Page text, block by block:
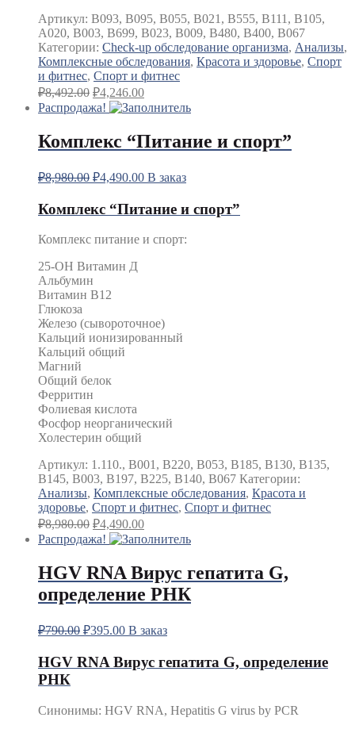
Артикул: B093, B095, B055, B021, B555, B111, B105,
A020, B003, B699, B023, B009, B480, B400, B067
Категории: Check-up обследование организма, Анализы,
Комплексные обследования, Красота и здоровье, Спорт
и фитнес, Спорт и фитнес
₽8,492.00 ₽4,246.00
Распродажа!
Комплекс “Питание и спорт”
₽8,980.00 ₽4,490.00 В заказ
Комплекс “Питание и спорт”
Комплекс питание и спорт:
25-ОН Витамин Д
Альбумин
Витамин В12
Глюкоза
Железо (сывороточное)
Кальций ионизированный
Кальций общий
Магний
Общий белок
Ферритин
Фолиевая кислота
Фосфор неорганический
Холестерин общий
Артикул: 1.110., B001, B220, B053, B185, B130, B135,
B145, B003, B197, B225, B140, B067 Категории:
Анализы, Комплексные обследования, Красота и
здоровье, Спорт и фитнес, Спорт и фитнес
₽8,980.00 ₽4,490.00
Распродажа!
HGV RNA Вирус гепатита G,
определение РНК
₽790.00 ₽395.00 В заказ
HGV RNA Вирус гепатита G, определение
РНК
Синонимы: HGV RNA, Hepatitis G virus by PCR